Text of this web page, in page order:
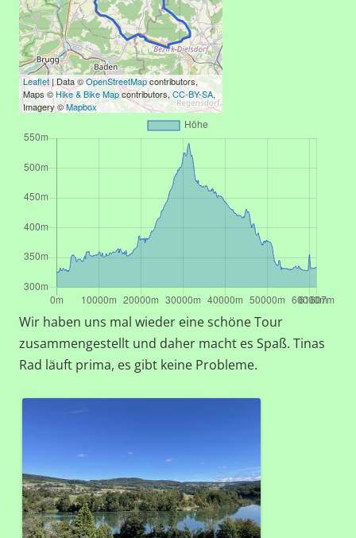
Leaflet| Data ©OpenStreetMapcontributors,
Maps ©Hike & Bike Mapcontributors, CC-BY-SA,
Imagery ©Mapbox
Wir haben uns mal wieder eine schöne Tour
zusammengestellt und daher macht es Spaß. Tinas
Rad läuft prima, es gibt keine Probleme.